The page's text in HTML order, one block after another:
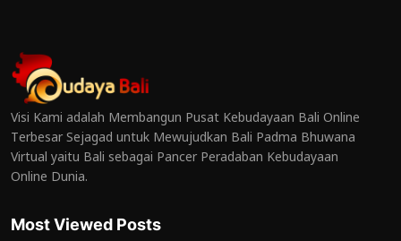
Visi Kami adalah Membangun Pusat Kebudayaan Bali Online
Terbesar Sejagad untuk Mewujudkan Bali Padma Bhuwana
Virtual yaitu Bali sebagai Pancer Peradaban Kebudayaan
Online Dunia.
Most Viewed Posts